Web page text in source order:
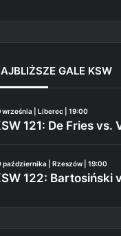
GALE KSW
września | Liberec | 19:00
121: De Fries vs.
października | Rzeszów | 19:00
122: Bartosiński